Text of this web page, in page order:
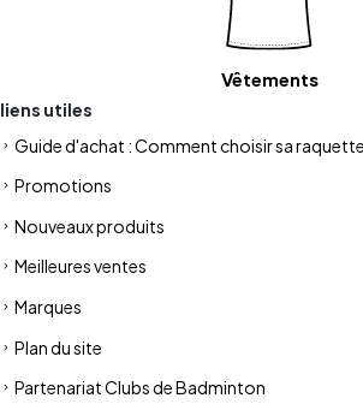
Vêtements
liens utiles
Guide d'achat : Comment choisir sa
Promotions
Nouveaux produits
Meilleures ventes
Marques
Plan du site
Partenariat Clubs de Badminton